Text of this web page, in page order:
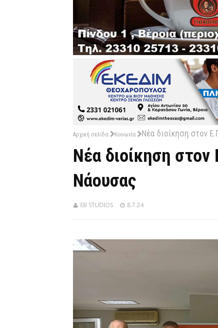
Αρχική σελίδα Κοινωνία Nέα διοίκηση στον
Nέα διοίκηση
Νάουσας
EB STUDIOS 8.7.24